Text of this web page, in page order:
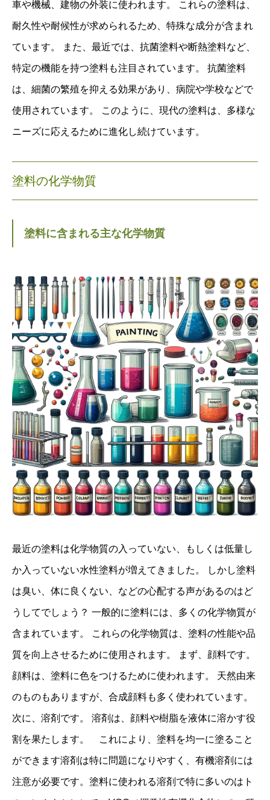
車や機械、建物の外装に使われます。 これらの塗料は、
耐久性や耐候性が求められるため、特殊な成分が含まれ
ています。 また、最近では、抗菌塗料や断熱塗料など、
特定の機能を持つ塗料も注目されています。 抗菌塗料
は、細菌の繁殖を抑える効果があり、病院や学校などで
使用されています。 このように、現代の塗料は、多様な
ニーズに応えるために進化し続けています。
塗料の化学物質
塗料に含まれる主な化学物質
最近の塗料は化学物質の入っていない、もしくは低量し
か入っていない水性塗料が増えてきました。 しかし塗料
は臭い、体に良くない、などの心配する声があるのはど
うしてでしょう？ 一般的に塗料には、多くの化学物質が
含まれています。 これらの化学物質は、塗料の性能や品
質を向上させるために使用されます。 まず、顔料です。
顔料は、塗料に色をつけるために使われます。 天然由来
のものもありますが、合成顔料も多く使われています。
次に、溶剤です。 溶剤は、顔料や樹脂を液体に溶かす役
割を果たします。 これにより、塗料を均一に塗ること
ができます溶剤は特に問題になりやすく、有機溶剤には
注意が必要です。塗料に使われる溶剤で特に多いのはト